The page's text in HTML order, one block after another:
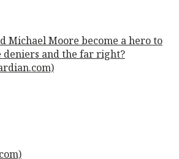
Michael Moore become a hero to
deniers and the far right?